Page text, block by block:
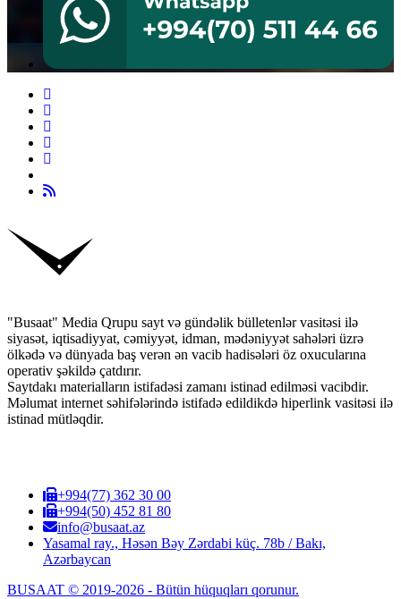
"Busaat" Media Qrupu sayt və gündəlik bülletenlər vasitəsi ilə
siyasət, iqtisadiyyat, cəmiyyət, idman, mədəniyyət sahələri üzrə
ölkədə və dünyada baş verən ən vacib hadisələri öz oxucularına
operativ şəkildə çatdırır.
Saytdakı materialların istifadəsi zamanı istinad edilməsi vacibdir.
Məlumat internet səhifələrində istifadə edildikdə hiperlink vasitəsi ilə
istinad mütləqdir.
+994(77) 362 30 00
+994(50) 452 81 80
info@busaat.az
Yasamal ray., Həsən Bəy Zərdabi küç. 78b / Bakı,
Azərbaycan
BUSAAT © 2019-2026 - Bütün hüquqları qorunur.